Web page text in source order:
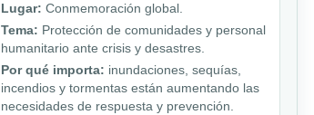
Lugar: Conmemoración global.
Tema: Protección de comunidades y personal
humanitario ante crisis y desastres.
Por qué importa: inundaciones, sequías,
incendios y tormentas están aumentando las
necesidades de respuesta y prevención.